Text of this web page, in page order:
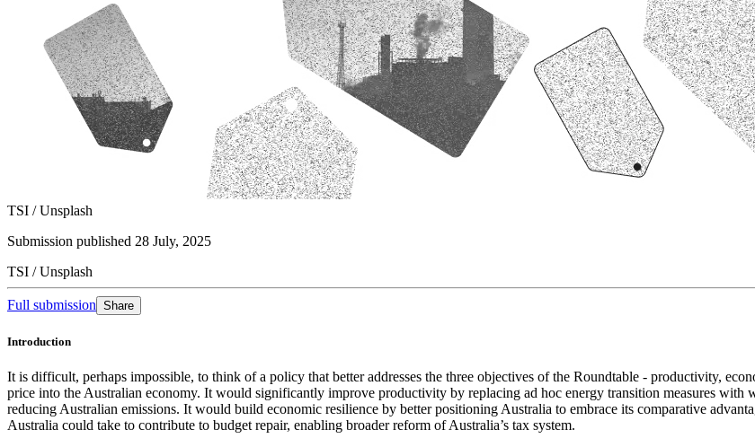
TSI / Unsplash​​​​‌ ‍ ​‍​‍‌‍ ‌ ​‍‌‍‍‌‌‍‌ ‌‍‍‌‌‍ ‍​‍​‍​ ‍‍​‍​‍‌ ​ ‌‍​‌‌‍ ‍‌‍‍‌‌ ‌​‌ ‍‌​‍ ‍‌‍‍‌‌‍ ​‍​‍​‍ ​​‍​‍‌‍‍​‌ ​‍‌‍‌‌‌‍‌‍​‍​‍​ ‍‍​‍​‍‌‍‍​‌ ‌​‌ ‌​‌ ​​​ ‍‍​‍ ​‍ ‌‍ ​‌‍ ‌‍​ ‌‍​‌‌‍ ​‌‍‍​‌‍ ‌ ​ ‌ ‌​​ ‍‍​ ​ ​ ​ ​ ​ ​ ​ ​‍ ‌‍‍‌‌‍ ‍‌ ‌​‌‍‌‌‌‍ ‍‌ ‌​​‍ ‌‍‌‌‌‍‌​‌‍‍‌‌ ‌​​‍ ‌‍ ‌‌‍ ‌‍‌​‌‍‌‌​ ‌‌ ​​‌ ​‍‌‍‌‌‌ ​ ‌‍‌‌‌‍ ‍‌ ‌​‌‍​‌‌ ‌​‌‍‍‌‌‍ ‌‍ ‍​ ‍ ‌‍‍‌‌‍‌​​ ‌‌‍‌​​ ‌ ​ ​ ​ ‍​‌‍‌‍​ ‌ ​ ‌‌​ ​‌​‍ ‌‌‍‌​‌‍​‍‌‍​‌‌‍​ ​‍ ‌​ ‌​​ ‌‍​ ‌​​ ​‌​‍ ‌​ ‍‌​ ​‍‌‍​‌‌‍‌‌​‍ ‌‌‍​‌‌‍​ ​ ‌​​ ‌‌​ ‌‍​ ​‍​ ‌​​ ‌​​ ​‍​ ‍​‌‍​‌​ ​‌​ ‍ ‌ ‌​‌ ‍‌‌ ​​‌‍‌‌​ ‌‌ ‌ ‌‍ ‌ ​‍‌‍‍ ​ ‍ ‌ ​​‌‍​‌‌ ‌​‌‍‍​​ ‌‌ ‌​‌‍‍​‌ ‌‌‌‍ ‌‌‍​‍‌‍ ‍‌‍​‌‌‍‍‌‌‍ ​‌​​ ‌‍‍‌‌ ‌​‌‍‌‌​ ‌‍​‍‌‍​‌‌ ​ ‌‍‌‌‌‌‌‌‌ ​‍‌‍ ​​ ‌‌‍‍​‌ ‌​‌ ‌​‌ ​​​‍‌‌​ ​ ‌​​‌​‍‌‌​ ​‍‌​‌‍​‍‌‌​ ​‍‌​‌‍‌‍ ​‌‍ ‌‍​ ‌‍​‌‌‍ ​‌‍‍​‌‍ ‌ ​ ‌ ‌​​‍‌‌​ ​ ‌​​‌​ ​ ​ ​ ​ ​ ​ ​ ​‍‌‍‌‍‍‌‌‍‌​​ ‌‌‍‌​​ ‌ ​ ​ ​ ‍​‌‍‌‍​ ‌ ​ ‌‌​ ​‌​‍ ‌‌‍‌​‌‍​‍‌‍​‌‌‍​ ​‍ ‌​ ‌​​ ‌‍​ ‌​​ ​‌​‍ ‌​ ‍‌​ ​‍‌‍​‌‌‍‌‌​‍ ‌‌‍​‌‌‍​ ​ ‌​​ ‌‌​ ‌‍​ ​‍​ ‌​​ ‌​​ ​‍​ ‍​‌‍​‌​ ​‌​‍‌‍‌ ‌​‌ ‍‌‌ ​​‌‍‌‌​ ‌‌ ‌ ‌‍ ‌ ​‍‌‍‍ ​‍‌‍‌ ​​‌‍​‌‌ ‌​‌‍‍​​ ‌‌ ‌​‌‍‍​‌ ‌‌‌‍ ‌‌‍​‍‌‍ ‍‌‍​‌‌‍‍‌‌‍ ​‌​​ ‌‍‍‌‌ ‌​‌‍‌‌​‍‌‍‌ ​​‌‍‌‌‌ ​‍‌ ​ ‌ ​​‌‍‌‌‌‍​ ‌ ‌​‌‍‍‌‌ ‌‍‌‍‌‌​ ‌‌ ​​‌ ‌‌‌‍​‍‌‍ ​‌‍‍‌‌ ​ ‌‍‍​‌‍‌‌‌‍‌​​‍​‍‌ ‌
Submission published 28 July, 2025​​​​‌ ‍ ​‍​‍‌‍ ‌ ​‍‌‍‍‌‌‍‌ ‌‍‍‌‌‍ ‍​‍​‍​ ‍‍​‍​‍‌ ​ ‌‍​‌‌‍ ‍‌‍‍‌‌ ‌​‌ ‍‌​‍ ‍‌‍‍‌‌‍ ​‍​‍​‍ ​​‍​‍‌‍‍​‌ ​‍‌‍‌‌‌‍‌‍​‍​‍​ ‍‍​‍​‍‌‍‍​‌ ‌​‌ ‌​‌ ​​​ ‍‍​‍ ​‍ ‌‍ ​‌‍ ‌‍​ ‌‍​‌‌‍ ​‌‍‍​‌‍ ‌ ​ ‌ ‌​​ ‍‍​ ​ ​ ​ ​ ​ ​ ​ ​‍ ‌‍‍‌‌‍ ‍‌ ‌​‌‍‌‌‌‍ ‍‌ ‌​​‍ ‌‍‌‌‌‍‌​‌‍‍‌‌ ‌​​‍ ‌‍ ‌‌‍ ‌‍‌​‌‍‌‌​ ‌‌ ​​‌ ​‍‌‍‌‌‌ ​ ‌‍‌‌‌‍ ‍‌ ‌​‌‍​‌‌ ‌​‌‍‍‌‌‍ ‌‍ ‍​ ‍ ‌‍‍‌‌‍‌​​ ‌‌‍‌​​ ‌ ​ ​ ​ ‍​‌‍‌‍​ ‌ ​ ‌‌​ ​‌​‍ ‌‌‍‌​‌‍​‍‌‍​‌‌‍​ ​‍ ‌​ ‌​​ ‌‍​ ‌​​ ​‌​‍ ‌​ ‍‌​ ​‍‌‍​‌‌‍‌‌​‍ ‌‌‍​‌‌‍​ ​ ‌​​ ‌‌​ ‌‍​ ​‍​ ‌​​ ‌​​ ​‍​ ‍​‌‍​‌​ ​‌​ ‍ ‌ ‌​‌ ‍‌‌ ​​‌‍‌‌​ ‌‌ ‌ ‌‍ ‌ ​‍‌‍‍ ​ ‍ ‌ ​​‌‍​‌‌ ‌​‌‍‍​​ ‌‌‍ ​‌‍ ‌‍​ ‌‍​‌‌ ‌​‌‍‍‌‌‍ ‌‍ ‍‌‌​‍‌‍‌‌‌‍‌‍‌‍‌‌‌ ​‍‌‍‌‌‌‍ ‍‌‍​ ‌‍‌‌​‍‌‌​ ‌‌‌​​‍‌‌ ‌‍‍ ‌‍‌‌‌ ‍‌​‍‌‌​ ​ ‌​‌​​‍‌‌​ ​ ‌​‌​​‍‌‌​ ​‍​ ​‍​ ‌‌​ ​ ​ ‍​​ ​​​ ‌‌​ ​​‌‍​‍​ ​‌​ ‍​​ ‌‌​ ‍‌​ ​​​‍‌‌​ ​‍​ ​‍​‍‌‌​ ‌‌‌​‌​​‍ ‍‌‍​ ‌‍‍​‌‍‍‌‌‍ ​‌‍‌​‌ ​‍‌‍‌‌‌‍ ‍​‍‌‌​ ‌‌‌​​‍‌‌ ‌‍‍ ‌‍‌‌‌ ‍‌​‍‌‌​ ​ ‌​‌​​‍‌‌​ ​ ‌​‌​​‍‌‌​ ​‍​ ​‍​ ​‌​ ‌ ​ ‌​​ ​​​ ‌ ​ ‍​​ ‌‌​ ‌ ‌‍​ ​ ‌‌​ ​‍​ ‌‍​‍‌‌​ ​‍​ ​‍​‍‌‌​ ‌‌‌​‌​​‍ ‍‌ ‌​‌‍‌‌‌ ‍​‌ ‌​​ ‌‍​‍‌‍​‌‌ ​ ‌‍‌‌‌‌‌‌‌ ​‍‌‍ ​​ ‌‌‍‍​‌ ‌​‌ ‌​‌ ​​​‍‌‌​ ​ ‌​​‌​‍‌‌​ ​‍‌​‌‍​‍‌‌​ ​‍‌​‌‍‌‍ ​‌‍ ‌‍​ ‌‍​‌‌‍ ​‌‍‍​‌‍ ‌ ​ ‌ ‌​​‍‌‌​ ​ ‌​​‌​ ​ ​ ​ ​ ​ ​ ​ ​‍‌‍‌‍‍‌‌‍‌​​ ‌‌‍‌​​ ‌ ​ ​ ​ ‍​‌‍‌‍​ ‌ ​ ‌‌​ ​‌​‍ ‌‌‍‌​‌‍​‍‌‍​‌‌‍​ ​‍ ‌​ ‌​​ ‌‍​ ‌​​ ​‌​‍ ‌​ ‍‌​ ​‍‌‍​‌‌‍‌‌​‍ ‌‌‍​‌‌‍​ ​ ‌​​ ‌‌​ ‌‍​ ​‍​ ‌​​ ‌​​ ​‍​ ‍​‌‍​‌​ ​‌​‍‌‍‌ ‌​‌ ‍‌‌ ​​‌‍‌‌​ ‌‌ ‌ ‌‍ ‌ ​‍‌‍‍ ​‍‌‍‌ ​​‌‍​‌‌ ‌​‌‍‍​​ ‌‌‍ ​‌‍ ‌‍​ ‌‍​‌‌ ‌​‌‍‍‌‌‍ ‌‍ ‍‌‌​‍‌‍‌‌‌‍‌‍‌‍‌‌‌ ​‍‌‍‌‌‌‍ ‍‌‍​ ‌‍‌‌​‍‌‌​ ‌‌‌​​‍‌‌ ‌‍‍ ‌‍‌‌‌ ‍‌​‍‌‌​ ​ ‌​‌​​‍‌‌​ ​ ‌​‌​​‍‌‌​ ​‍​ ​‍​ ‌‌​ ​ ​ ‍​​ ​​​ ‌‌​ ​​‌‍​‍​ ​‌​ ‍​​ ‌‌​ ‍‌​ ​​​‍‌‌​ ​‍​ ​‍​‍‌‌​ ‌‌‌​‌​​‍ ‍‌‍​ ‌‍‍​‌‍‍‌‌‍ ​‌‍‌​‌ ​‍‌‍‌‌‌‍ ‍​‍‌‌​ ‌‌‌​​‍‌‌ ‌‍‍ ‌‍‌‌‌ ‍‌​‍‌‌​ ​ ‌​‌​​‍‌‌​ ​ ‌​‌​​‍‌‌​ ​‍​ ​‍​ ​‌​ ‌ ​ ‌​​ ​​​ ‌ ​ ‍​​ ‌‌​ ‌ ‌‍​ ​ ‌‌​ ​‍​ ‌‍​‍‌‌​ ​‍​ ​‍​‍‌‌​ ‌‌‌​‌​​‍ ‍‌ ‌​‌‍‌‌‌ ‍​‌ ‌​​‍‌‍‌ ​​‌‍‌‌‌ ​‍‌ ​ ‌ ​​‌‍‌‌‌‍​ ‌ ‌​‌‍‍‌‌ ‌‍‌‍‌‌​ ‌‌ ​​‌ ‌‌‌‍​‍‌‍ ​‌‍‍‌‌ ​ ‌‍‍​‌‍‌‌‌‍‌​​‍​‍‌ ‌
TSI / Unsplash​​​​‌ ‍ ​‍​‍‌‍ ‌ ​‍‌‍‍‌‌‍‌ ‌‍‍‌‌‍ ‍​‍​‍​ ‍‍​‍​‍‌ ​ ‌‍​‌‌‍ ‍‌‍‍‌‌ ‌​‌ ‍‌​‍ ‍‌‍‍‌‌‍ ​‍​‍​‍ ​​‍​‍‌‍‍​‌ ​‍‌‍‌‌‌‍‌‍​‍​‍​ ‍‍​‍​‍‌‍‍​‌ ‌​‌ ‌​‌ ​​​ ‍‍​‍ ​‍ ‌‍ ​‌‍ ‌‍​ ‌‍​‌‌‍ ​‌‍‍​‌‍ ‌ ​ ‌ ‌​​ ‍‍​ ​ ​ ​ ​ ​ ​ ​ ​‍ ‌‍‍‌‌‍ ‍‌ ‌​‌‍‌‌‌‍ ‍‌ ‌​​‍ ‌‍‌‌‌‍‌​‌‍‍‌‌ ‌​​‍ ‌‍ ‌‌‍ ‌‍‌​‌‍‌‌​ ‌‌ ​​‌ ​‍‌‍‌‌‌ ​ ‌‍‌‌‌‍ ‍‌ ‌​‌‍​‌‌ ‌​‌‍‍‌‌‍ ‌‍ ‍​ ‍ ‌‍‍‌‌‍‌​​ ‌‌‍‌​​ ‌ ​ ​ ​ ‍​‌‍‌‍​ ‌ ​ ‌‌​ ​‌​‍ ‌‌‍‌​‌‍​‍‌‍​‌‌‍​ ​‍ ‌​ ‌​​ ‌‍​ ‌​​ ​‌​‍ ‌​ ‍‌​ ​‍‌‍​‌‌‍‌‌​‍ ‌‌‍​‌‌‍​ ​ ‌​​ ‌‌​ ‌‍​ ​‍​ ‌​​ ‌​​ ​‍​ ‍​‌‍​‌​ ​‌​ ‍ ‌ ‌​‌ ‍‌‌ ​​‌‍‌‌​ ‌‌ ‌ ‌‍ ‌ ​‍‌‍‍ ​ ‍ ‌ ​​‌‍​‌‌ ‌​‌‍‍​​ ‌‌ ‌​‌‍‍​‌ ‌‌‌‍ ‌‌‍​‍‌‍ ‍‌‍​‌‌‍‍‌‌‍ ​‌​​ ‌‍‍‌‌ ‌​‌‍‌‌​ ‌‍​‍‌‍​‌‌ ​ ‌‍‌‌‌‌‌‌‌ ​‍‌‍ ​​ ‌‌‍‍​‌ ‌​‌ ‌​‌ ​​​‍‌‌​ ​ ‌​​‌​‍‌‌​ ​‍‌​‌‍​‍‌‌​ ​‍‌​‌‍‌‍ ​‌‍ ‌‍​ ‌‍​‌‌‍ ​‌‍‍​‌‍ ‌ ​ ‌ ‌​​‍‌‌​ ​ ‌​​‌​ ​ ​ ​ ​ ​ ​ ​ ​‍‌‍‌‍‍‌‌‍‌​​ ‌‌‍‌​​ ‌ ​ ​ ​ ‍​‌‍‌‍​ ‌ ​ ‌‌​ ​‌​‍ ‌‌‍‌​‌‍​‍‌‍​‌‌‍​ ​‍ ‌​ ‌​​ ‌‍​ ‌​​ ​‌​‍ ‌​ ‍‌​ ​‍‌‍​‌‌‍‌‌​‍ ‌‌‍​‌‌‍​ ​ ‌​​ ‌‌​ ‌‍​ ​‍​ ‌​​ ‌​​ ​‍​ ‍​‌‍​‌​ ​‌​‍‌‍‌ ‌​‌ ‍‌‌ ​​‌‍‌‌​ ‌‌ ‌ ‌‍ ‌ ​‍‌‍‍ ​‍‌‍‌ ​​‌‍​‌‌ ‌​‌‍‍​​ ‌‌ ‌​‌‍‍​‌ ‌‌‌‍ ‌‌‍​‍‌‍ ‍‌‍​‌‌‍‍‌‌‍ ​‌​​ ‌‍‍‌‌ ‌​‌‍‌‌​‍‌‍‌ ​​‌‍‌‌‌ ​‍‌ ​ ‌ ​​‌‍‌‌‌‍​ ‌ ‌​‌‍‍‌‌ ‌‍‌‍‌‌​ ‌‌ ​​‌ ‌‌‌‍​‍‌‍ ​‌‍‍‌‌ ​ ‌‍‍​‌‍‌‌‌‍‌​​‍​‍‌ ‌
Full submission​​​​‌ ‍ ​‍​‍‌‍ ‌ ​‍‌‍‍‌‌‍‌ ‌‍‍‌‌‍ ‍​‍​‍​ ‍‍​‍​‍‌ ​ ‌‍​‌‌‍ ‍‌‍‍‌‌ ‌​‌ ‍‌​‍ ‍‌‍‍‌‌‍ ​‍​‍​‍ ​​‍​‍‌‍‍​‌ ​‍‌‍‌‌‌‍‌‍​‍​‍​ ‍‍​‍​‍‌‍‍​‌ ‌​‌ ‌​‌ ​​​ ‍‍​‍ ​‍ ‌‍ ​‌‍ ‌‍​ ‌‍​‌‌‍ ​‌‍‍​‌‍ ‌ ​ ‌ ‌​​ ‍‍​ ​ ​ ​ ​ ​ ​ ​ ​‍ ‌‍‍‌‌‍ ‍‌ ‌​‌‍‌‌‌‍ ‍‌ ‌​​‍ ‌‍‌‌‌‍‌​‌‍‍‌‌ ‌​​‍ ‌‍ ‌‌‍ ‌‍‌​‌‍‌‌​ ‌‌ ​​‌ ​‍‌‍‌‌‌ ​ ‌‍‌‌‌‍ ‍‌ ‌​‌‍​‌‌ ‌​‌‍‍‌‌‍ ‌‍ ‍​ ‍ ‌‍‍‌‌‍‌​​ ‌‌‍‌​​ ‌ ​ ​ ​ ‍​‌‍‌‍​ ‌ ​ ‌‌​ ​‌​‍ ‌‌‍‌​‌‍​‍‌‍​‌‌‍​ ​‍ ‌​ ‌​​ ‌‍​ ‌​​ ​‌​‍ ‌​ ‍‌​ ​‍‌‍​‌‌‍‌‌​‍ ‌‌‍​‌‌‍​ ​ ‌​​ ‌‌​ ‌‍​ ​‍​ ‌​​ ‌​​ ​‍​ ‍​‌‍​‌​ ​‌​ ‍ ‌ ‌​‌ ‍‌‌ ​​‌‍‌‌​ ‌‌ ‌ ‌‍ ‌ ​‍‌‍‍ ​ ‍ ‌ ​​‌‍​‌‌ ‌​‌‍‍​​ ‌‌‍‌​‌‍ ‌ ‌ ‌‍ ‍‌‍ ​‌‍ ‌‍​‌‌‍‌​‌ ​ ‌​​‌‌‍ ‍‌‍‌​‌​ ​‌‍‍‌‌‍ ‍‌‍‍ ‌ ​ ​‍‌‌​ ‌‌‌​​‍‌‌ ‌‍‍ ‌‍‌‌‌ ‍‌​‍‌‌​ ​ ‌​‌​​‍‌‌​ ​ ‌​‌​​‍‌‌​ ​‍​ ​‍‌‍​‍​ ​​‌‍​‌​ ‍‌​ ​‌​ ‍‌‌‍​‌​ ‍‌​ ​‌​ ‌ ​ ‍‌​ ‌‍​‍‌‌​ ​‍​ ​‍​‍‌‌​ ‌‌‌​‌​​‍ ‍‌ ‌​‌‍‍‌‌ ‌​‌‍ ​‌‍‌‌​ ‌‍​‍‌‍​‌‌ ​ ‌‍‌‌‌‌‌‌‌ ​‍‌‍ ​​ ‌‌‍‍​‌ ‌​‌ ‌​‌ ​​​‍‌‌​ ​ ‌​​‌​‍‌‌​ ​‍‌​‌‍​‍‌‌​ ​‍‌​‌‍‌‍ ​‌‍ ‌‍​ ‌‍​‌‌‍ ​‌‍‍​‌‍ ‌ ​ ‌ ‌​​‍‌‌​ ​ ‌​​‌​ ​ ​ ​ ​ ​ ​ ​ ​‍‌‍‌‍‍‌‌‍‌​​ ‌‌‍‌​​ ‌ ​ ​ ​ ‍​‌‍‌‍​ ‌ ​ ‌‌​ ​‌​‍ ‌‌‍‌​‌‍​‍‌‍​‌‌‍​ ​‍ ‌​ ‌​​ ‌‍​ ‌​​ ​‌​‍ ‌​ ‍‌​ ​‍‌‍​‌‌‍‌‌​‍ ‌‌‍​‌‌‍​ ​ ‌​​ ‌‌​ ‌‍​ ​‍​ ‌​​ ‌​​ ​‍​ ‍​‌‍​‌​ ​‌​‍‌‍‌ ‌​‌ ‍‌‌ ​​‌‍‌‌​ ‌‌ ‌ ‌‍ ‌ ​‍‌‍‍ ​‍‌‍‌ ​​‌‍​‌‌ ‌​‌‍‍​​ ‌‌‍‌​‌‍ ‌ ‌ ‌‍ ‍‌‍ ​‌‍ ‌‍​‌‌‍‌​‌ ​ ‌​​‌‌‍ ‍‌‍‌​‌​ ​‌‍‍‌‌‍ ‍‌‍‍ ‌ ​ ​‍‌‌​ ‌‌‌​​‍‌‌ ‌‍‍ ‌‍‌‌‌ ‍‌​‍‌‌​ ​ ‌​‌​​‍‌‌​ ​ ‌​‌​​‍‌‌​ ​‍​ ​‍‌‍​‍​ ​​‌‍​‌​ ‍‌​ ​‌​ ‍‌‌‍​‌​ ‍‌​ ​‌​ ‌ ​ ‍‌​ ‌‍​‍‌‌​ ​‍​ ​‍​‍‌‌​ ‌‌‌​‌​​‍ ‍‌ ‌​‌‍‍‌‌ ‌​‌‍ ​‌‍‌‌​‍‌‍‌ ​​‌‍‌‌‌ ​‍‌ ​ ‌ ​​‌‍‌‌‌‍​ ‌ ‌​‌‍‍‌‌ ‌‍‌‍‌‌​ ‌‌ ​​‌ ‌‌‌‍​‍‌‍ ​‌‍‍‌‌ ​ ‌‍‍​‌‍‌‌‌‍‌​​‍​‍‌ ‌ Share
Introduction​​​​‌ ‍ ​‍​‍‌‍ ‌ ​‍‌‍‍‌‌‍‌ ‌‍‍‌‌‍ ‍​‍​‍​ ‍‍​‍​‍‌ ​ ‌‍​‌‌‍ ‍‌‍‍‌‌ ‌​‌ ‍‌​‍ ‍‌‍‍‌‌‍ ​‍​‍​‍ ​​‍​‍‌‍‍​‌ ​‍‌‍‌‌‌‍‌‍​‍​‍​ ‍‍​‍​‍‌‍‍​‌ ‌​‌ ‌​‌ ​​​ ‍‍​‍ ​‍ ‌‍ ​‌‍ ‌‍​ ‌‍​‌‌‍ ​‌‍‍​‌‍ ‌ ​ ‌ ‌​​ ‍‍​ ​ ​ ​ ​ ​ ​ ​ ​‍ ‌‍‍‌‌‍ ‍‌ ‌​‌‍‌‌‌‍ ‍‌ ‌​​‍ ‌‍‌‌‌‍‌​‌‍‍‌‌ ‌​​‍ ‌‍ ‌‌‍ ‌‍‌​‌‍‌‌​ ‌‌ ​​‌ ​‍‌‍‌‌‌ ​ ‌‍‌‌‌‍ ‍‌ ‌​‌‍​‌‌ ‌​‌‍‍‌‌‍ ‌‍ ‍​ ‍ ‌‍‍‌‌‍‌​​ ‌‌‍‌​​ ‌ ​ ​ ​ ‍​‌‍‌‍​ ‌ ​ ‌‌​ ​‌​‍ ‌‌‍‌​‌‍​‍‌‍​‌‌‍​ ​‍ ‌​ ‌​​ ‌‍​ ‌​​ ​‌​‍ ‌​ ‍‌​ ​‍‌‍​‌‌‍‌‌​‍ ‌‌‍​‌‌‍​ ​ ‌​​ ‌‌​ ‌‍​ ​‍​ ‌​​ ‌​​ ​‍​ ‍​‌‍​‌​ ​‌​ ‍ ‌ ‌​‌ ‍‌‌ ​​‌‍‌‌​ ‌‌ ‌ ‌‍ ‌ ​‍‌‍‍ ​ ‍ ‌ ​​‌‍​‌‌ ‌​‌‍‍​​ ‌‌‍​ ‌‍ ‌‍ ‍‌ ‌​‌‍‌‌‌‍ ‍‌ ‌​​‍‌‌​ ‌‌‌​​‍‌‌ ‌‍‍ ‌‍‌‌‌ ‍‌​‍‌‌​ ​ ‌​‌​​‍‌‌​ ​ ‌​‌​​‍‌‌​ ​‍​ ​‍​ ​​​ ‌‍​ ‌​‌‍​‍​ ​ ​ ​ ​ ‌‌‌‍‌‍​ ‌ ​ ‌ ​ ‌‍‌‍​‍​‍‌‌​ ​‍​ ​‍​‍‌‌​ ‌‌‌​‌​​‍ ‍‌‍​ ‌‍‍​‌‍‍‌‌‍ ​‌‍‌​‌ ​‍‌‍‌‌‌‍ ‍​‍‌‌​ ‌‌‌​​‍‌‌ ‌‍‍ ‌‍‌‌‌ ‍‌​‍‌‌​ ​ ‌​‌​​‍‌‌​ ​ ‌​‌​​‍‌‌​ ​‍​ ​‍​ ​‍‌‍‌‌​ ​‌​ ​ ​ ‍​‌‍​ ​ ‌ ​ ​‍​ ‍​​ ‌‌​ ‌​​ ‌ ​‍‌‌​ ​‍​ ​‍​‍‌‌​ ‌‌‌​‌​​‍ ‍‌ ‌​‌‍‌‌‌ ‍​‌ ‌​​ ‌‍​‍‌‍​‌‌ ​ ‌‍‌‌‌‌‌‌‌ ​‍‌‍ ​​ ‌‌‍‍​‌ ‌​‌ ‌​‌ ​​​‍‌‌​ ​ ‌​​‌​‍‌‌​ ​‍‌​‌‍​‍‌‌​ ​‍‌​‌‍‌‍ ​‌‍ ‌‍​ ‌‍​‌‌‍ ​‌‍‍​‌‍ ‌ ​ ‌ ‌​​‍‌‌​ ​ ‌​​‌​ ​ ​ ​ ​ ​ ​ ​ ​‍‌‍‌‍‍‌‌‍‌​​ ‌‌‍‌​​ ‌ ​ ​ ​ ‍​‌‍‌‍​ ‌ ​ ‌‌​ ​‌​‍ ‌‌‍‌​‌‍​‍‌‍​‌‌‍​ ​‍ ‌​ ‌​​ ‌‍​ ‌​​ ​‌​‍ ‌​ ‍‌​ ​‍‌‍​‌‌‍‌‌​‍ ‌‌‍​‌‌‍​ ​ ‌​​ ‌‌​ ‌‍​ ​‍​ ‌​​ ‌​​ ​‍​ ‍​‌‍​‌​ ​‌​‍‌‍‌ ‌​‌ ‍‌‌ ​​‌‍‌‌​ ‌‌ ‌ ‌‍ ‌ ​‍‌‍‍ ​‍‌‍‌ ​​‌‍​‌‌ ‌​‌‍‍​​ ‌‌‍​ ‌‍ ‌‍ ‍‌ ‌​‌‍‌‌‌‍ ‍‌ ‌​​‍‌‌​ ‌‌‌​​‍‌‌ ‌‍‍ ‌‍‌‌‌ ‍‌​‍‌‌​ ​ ‌​‌​​‍‌‌​ ​ ‌​‌​​‍‌‌​ ​‍​ ​‍​ ​​​ ‌‍​ ‌​‌‍​‍​ ​ ​ ​ ​ ‌‌‌‍‌‍​ ‌ ​ ‌ ​ ‌‍‌‍​‍​‍‌‌​ ​‍​ ​‍​‍‌‌​ ‌‌‌​‌​​‍ ‍‌‍​ ‌‍‍​‌‍‍‌‌‍ ​‌‍‌​‌ ​‍‌‍‌‌‌‍ ‍​‍‌‌​ ‌‌‌​​‍‌‌ ‌‍‍ ‌‍‌‌‌ ‍‌​‍‌‌​ ​ ‌​‌​​‍‌‌​ ​ ‌​‌​​‍‌‌​ ​‍​ ​‍​ ​‍‌‍‌‌​ ​‌​ ​ ​ ‍​‌‍​ ​ ‌ ​ ​‍​ ‍​​ ‌‌​ ‌​​ ‌ ​‍‌‌​ ​‍​ ​‍​‍‌‌​ ‌‌‌​‌​​‍ ‍‌ ‌​‌‍‌‌‌ ‍​‌ ‌​​‍‌‍‌ ​​‌‍‌‌‌ ​‍‌ ​ ‌ ​​‌‍‌‌‌‍​ ‌ ‌​‌‍‍‌‌ ‌‍‌‍‌‌​ ‌‌ ​​‌ ‌‌‌‍​‍‌‍ ​‌‍‍‌‌ ​ ‌‍‍​‌‍‌‌‌‍‌​​‍​‍‌ ‌
It is difficult, perhaps impossible, to think of a policy that better addresses the three objectives of the Roundtable - productivity,
price into the Australian economy. It would significantly improve productivity by replacing ad hoc energy transition measures with
reducing Australian emissions. It would build economic resilience by better positioning Australia to embrace its comparative
Australia could take to contribute to budget repair, enabling broader reform of Australia’s tax system.​​​​‌ ‍ ​‍​‍‌‍ ‌ ​‍‌‍‍‌‌‍‌ ‌‍‍‌‌‍ ‍​‍​‍​ ‍‍​‍​‍‌ ​ ‌‍​‌‌‍ ‍‌‍‍‌‌ ‌​‌ ‍‌​‍ ‍‌‍‍‌‌‍ ​‍​‍​‍ ​​‍​‍‌‍‍​‌ ​‍‌‍‌‌‌‍‌‍​‍​‍​ ‍‍​‍​‍‌‍‍​‌ ‌​‌ ‌​‌ ​​​ ‍‍​‍ ​‍ ‌‍ ​‌‍ ‌‍​ ‌‍​‌‌‍ ​‌‍‍​‌‍ ‌ ​ ‌ ‌​​ ‍‍​ ​ ​ ​ ​ ​ ​ ​ ​‍ ‌‍‍‌‌‍ ‍‌ ‌​‌‍‌‌‌‍ ‍‌ ‌​​‍ ‌‍‌‌‌‍‌​‌‍‍‌‌ ‌​​‍ ‌‍ ‌‌‍ ‌‍‌​‌‍‌‌​ ‌‌ ​​‌ ​‍‌‍‌‌‌ ​ ‌‍‌‌‌‍ ‍‌ ‌​‌‍​‌‌ ‌​‌‍‍‌‌‍ ‌‍ ‍​ ‍ ‌‍‍‌‌‍‌​​ ‌‌‍‌​​ ‌ ​ ​ ​ ‍​‌‍‌‍​ ‌ ​ ‌‌​ ​‌​‍ ‌‌‍‌​‌‍​‍‌‍​‌‌‍​ ​‍ ‌​ ‌​​ ‌‍​ ‌​​ ​‌​‍ ‌​ ‍‌​ ​‍‌‍​‌‌‍‌‌​‍ ‌‌‍​‌‌‍​ ​ ‌​​ ‌‌​ ‌‍​ ​‍​ ‌​​ ‌​​ ​‍​ ‍​‌‍​‌​ ​‌​ ‍ ‌ ‌​‌ ‍‌‌ ​​‌‍‌‌​ ‌‌ ‌ ‌‍ ‌ ​‍‌‍‍ ​ ‍ ‌ ​​‌‍​‌‌ ‌​‌‍‍​​ ‌‌‍​ ‌‍ ‌‍ ‍‌ ‌​‌‍‌‌‌‍ ‍‌ ‌​​‍‌‌​ ‌‌‌​​‍‌‌ ‌‍‍ ‌‍‌‌‌ ‍‌​‍‌‌​ ​ ‌​‌​​‍‌‌​ ​ ‌​‌​​‍‌‌​ ​‍​ ​‍‌‍​‍​ ‍‌​ ‍‌​ ‌​‌‍​ ​ ‌‍‌‍​‌‌‍​‍​ ‌‌​ ​ ​ ‌‍‌‍​‌​‍‌‌​ ​‍​ ​‍​‍‌‌​ ‌‌‌​‌​​‍ ‍‌‍​ ‌‍‍​‌‍‍‌‌‍ ​‌‍‌​‌ ​‍‌‍‌‌‌‍ ‍​‍‌‌​ ‌‌‌​​‍‌‌ ‌‍‍ ‌‍‌‌‌ ‍‌​‍‌‌​ ​ ‌​‌​​‍‌‌​ ​ ‌​‌​​‍‌‌​ ​‍​ ​‍​ ‍‌​ ‍​‌‍‌‌​ ‍​‌‍​ ​ ‌​​ ​‌‌‍‌​​ ‍‌​ ‌‌​ ​‌​ ​ ​‍‌‌​ ​‍​ ​‍​‍‌‌​ ‌‌‌​‌​​‍ ‍‌ ‌​‌‍‌‌‌ ‍​‌ ‌​​ ‌‍​‍‌‍​‌‌ ​ ‌‍‌‌‌‌‌‌‌ ​‍‌‍ ​​ ‌‌‍‍​‌ ‌​‌ ‌​‌ ​​​‍‌‌​ ​ ‌​​‌​‍‌‌​ ​‍‌​‌‍​‍‌‌​ ​‍‌​‌‍‌‍ ​‌‍ ‌‍​ ‌‍​‌‌‍ ​‌‍‍​‌‍ ‌ ​ ‌ ‌​​‍‌‌​ ​ ‌​​‌​ ​ ​ ​ ​ ​ ​ ​ ​‍‌‍‌‍‍‌‌‍‌​​ ‌‌‍‌​​ ‌ ​ ​ ​ ‍​‌‍‌‍​ ‌ ​ ‌‌​ ​‌​‍ ‌‌‍‌​‌‍​‍‌‍​‌‌‍​ ​‍ ‌​ ‌​​ ‌‍​ ‌​​ ​‌​‍ ‌​ ‍‌​ ​‍‌‍​‌‌‍‌‌​‍ ‌‌‍​‌‌‍​ ​ ‌​​ ‌‌​ ‌‍​ ​‍​ ‌​​ ‌​​ ​‍​ ‍​‌‍​‌​ ​‌​‍‌‍‌ ‌​‌ ‍‌‌ ​​‌‍‌‌​ ‌‌ ‌ ‌‍ ‌ ​‍‌‍‍ ​‍‌‍‌ ​​‌‍​‌‌ ‌​‌‍‍​​ ‌‌‍​ ‌‍ ‌‍ ‍‌ ‌​‌‍‌‌‌‍ ‍‌ ‌​​‍‌‌​ ‌‌‌​​‍‌‌ ‌‍‍ ‌‍‌‌‌ ‍‌​‍‌‌​ ​ ‌​‌​​‍‌‌​ ​ ‌​‌​​‍‌‌​ ​‍​ ​‍‌‍​‍​ ‍‌​ ‍‌​ ‌​‌‍​ ​ ‌‍‌‍​‌‌‍​‍​ ‌‌​ ​ ​ ‌‍‌‍​‌​‍‌‌​ ​‍​ ​‍​‍‌‌​ ‌‌‌​‌​​‍ ‍‌‍​ ‌‍‍​‌‍‍‌‌‍ ​‌‍‌​‌ ​‍‌‍‌‌‌‍ ‍​‍‌‌​ ‌‌‌​​‍‌‌ ‌‍‍ ‌‍‌‌‌ ‍‌​‍‌‌​ ​ ‌​‌​​‍‌‌​ ​ ‌​‌​​‍‌‌​ ​‍​ ​‍​ ‍‌​ ‍​‌‍‌‌​ ‍​‌‍​ ​ ‌​​ ​‌‌‍‌​​ ‍‌​ ‌‌​ ​‌​ ​ ​‍‌‌​ ​‍​ ​‍​‍‌‌​ ‌‌‌​‌​​‍ ‍‌ ‌​‌‍‌‌‌ ‍​‌ ‌​​‍‌‍‌ ​​‌‍‌‌‌ ​‍‌ ​ ‌ ​​‌‍‌‌‌‍​ ‌ ‌​‌‍‍‌‌ ‌‍‌‍‌‌​ ‌‌ ​​‌ ‌‌‌‍​‍‌‍ ​‌‍‍‌‌ ​ ‌‍‍​‌‍‌‌‌‍‌​​‍​‍‌ ‌